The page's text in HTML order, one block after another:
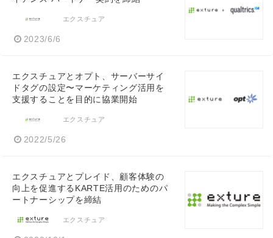
エクスチュア
2023/6/6
エクスチュアとオプト、サーバーサイ
ドタグの設定〜マーケティング活用を
支援することを目的に協業開始
エクスチュア
2022/5/26
エクスチュアとプレイド、顧客体験の
向上を促進するKARTE活用のためのパ
ートナーシップを締結
エクスチュア